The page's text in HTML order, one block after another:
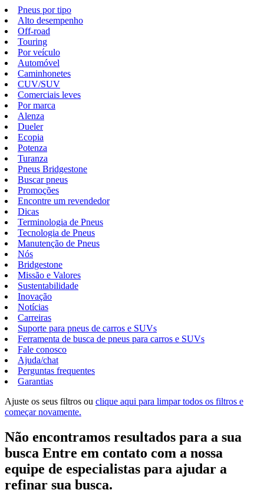
Pneus por tipo
Alto desempenho
Off-road
Touring
Por veículo
Automóvel
Caminhonetes
CUV/SUV
Comerciais leves
Por marca
Alenza
Dueler
Ecopia
Potenza
Turanza
Pneus Bridgestone
Buscar pneus
Promoções
Encontre um revendedor
Dicas
Terminologia de Pneus
Tecnologia de Pneus
Manutenção de Pneus
Nós
Bridgestone
Missão e Valores
Sustentabilidade
Inovação
Notícias
Carreiras
Suporte para pneus de carros e SUVs
Ferramenta de busca de pneus para carros e SUVs
Fale conosco
Ajuda/chat
Perguntas frequentes
Garantias
Ajuste os seus filtros ou clique aqui para limpar todos os filtros e
começar novamente.
Não encontramos resultados para a sua
busca Entre em contato com a nossa
equipe de especialistas para ajudar a
refinar sua busca.